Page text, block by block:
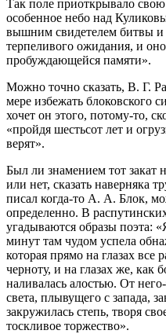
Так поле приоткрывало
особенное небо над
вышним свидетелем битвы и
терпеливого ожидания, и
пробуждающейся памяти».
Можно точно сказать, В. Г.
мере избежать блоковского
хочет он этого, потому-то,
«пройдя шестьсот лет и
верят».
Был ли знамением тот закат
или нет, сказать наверняка
писал когда-то А. А. Блок,
определенно. В
угадываются образы поэта:
минут там чудом успела
которая прямо на глазах все
черноту, и на глазах же, как
наливалась алостью. От
света, плывущего с запада,
закружилась степь, творя
тоскливое торжество».